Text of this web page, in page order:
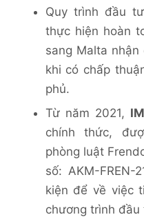
Quy trình đầu
thực hiện hoàn
sang Malta
khi có chấp
phủ.
Từ năm 2021,
chính thức,
phòng luật
số: AKM-
kiện để về việc
chương trình